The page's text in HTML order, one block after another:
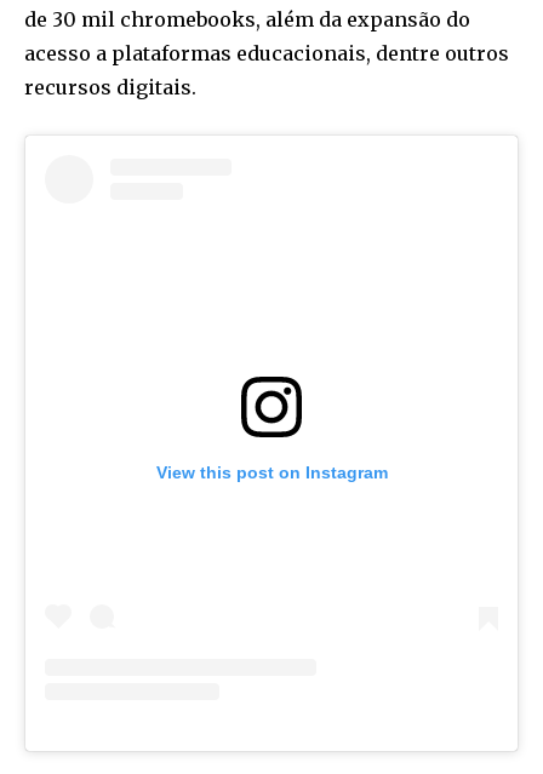
de 30 mil chromebooks, além da expansão do
acesso a plataformas educacionais, dentre outros
recursos digitais.
View this post on Instagram